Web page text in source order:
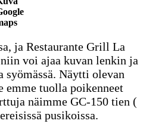
ja Restaurante Grill La
voi ajaa kuvan lenkin ja
syömässä. Näytti olevan
emme tuolla poikenneet
näimme GC-150 tien (
pusikoissa.